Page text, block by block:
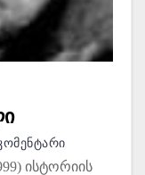
ისტორიის